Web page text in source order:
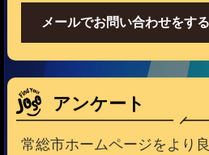
メールでお問い合わせをする
アンケート
常総市ホームページをより